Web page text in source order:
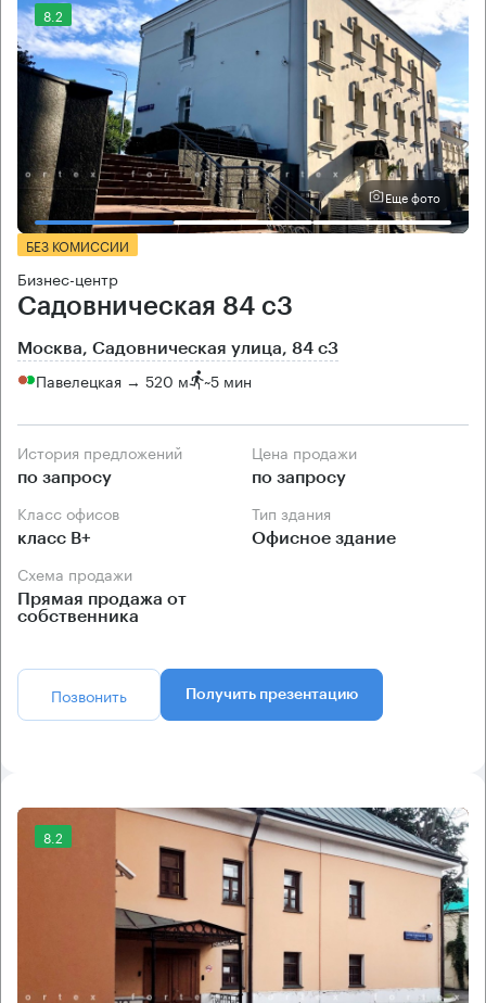
8.2
Еще фото
БЕЗ КОМИССИИ
Бизнес-центр
Садовническая 84 с3
Москва, Садовническая улица, 84 с3
Павелецкая → 520 м ~5 мин
История предложений
по запросу
Цена продажи
по запросу
Класс офисов
класс B+
Тип здания
Офисное здание
Схема продажи
Прямая продажа от
собственника
Позвонить Получить презентацию
8.2